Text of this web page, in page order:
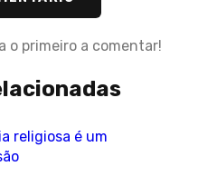
o primeiro a comentar!